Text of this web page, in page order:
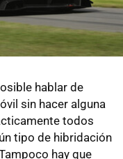
hablar de
sin hacer alguna
todos
tipo de hibridación
hay que